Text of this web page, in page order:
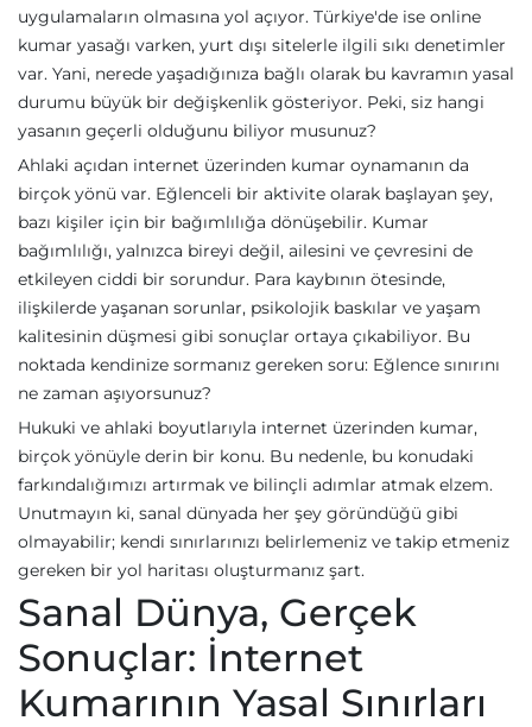
uygulamaların olmasına yol açıyor. Türkiye'de ise online
kumar yasağı varken, yurt dışı sitelerle ilgili sıkı denetimler
var. Yani, nerede yaşadığınıza bağlı olarak bu kavramın yasal
durumu büyük bir değişkenlik gösteriyor. Peki, siz hangi
yasanın geçerli olduğunu biliyor musunuz?
Ahlaki açıdan internet üzerinden kumar oynamanın da
birçok yönü var. Eğlenceli bir aktivite olarak başlayan şey,
bazı kişiler için bir bağımlılığa dönüşebilir. Kumar
bağımlılığı, yalnızca bireyi değil, ailesini ve çevresini de
etkileyen ciddi bir sorundur. Para kaybının ötesinde,
ilişkilerde yaşanan sorunlar, psikolojik baskılar ve yaşam
kalitesinin düşmesi gibi sonuçlar ortaya çıkabiliyor. Bu
noktada kendinize sormanız gereken soru: Eğlence sınırını
ne zaman aşıyorsunuz?
Hukuki ve ahlaki boyutlarıyla internet üzerinden kumar,
birçok yönüyle derin bir konu. Bu nedenle, bu konudaki
farkındalığımızı artırmak ve bilinçli adımlar atmak elzem.
Unutmayın ki, sanal dünyada her şey göründüğü gibi
olmayabilir; kendi sınırlarınızı belirlemeniz ve takip etmeniz
gereken bir yol haritası oluşturmanız şart.
Sanal Dünya, Gerçek
Sonuçlar: İnternet
Kumarının Yasal Sınırları